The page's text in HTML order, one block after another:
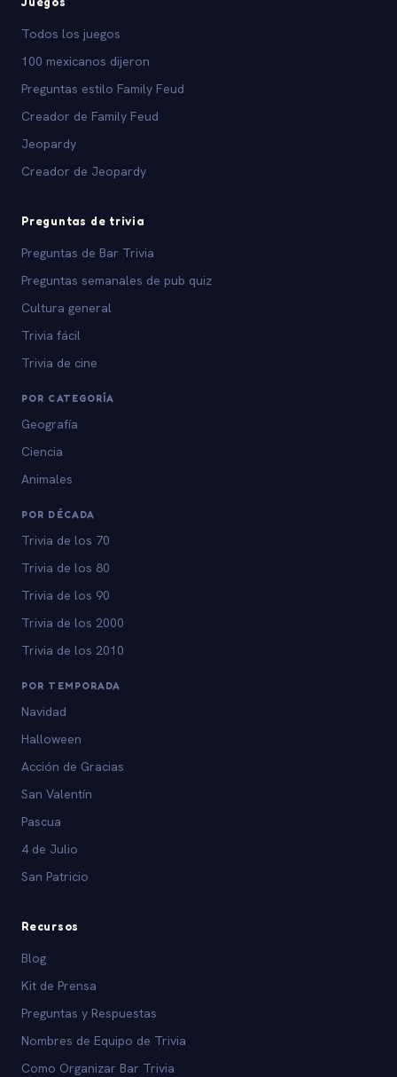
Todos los juegos
100 mexicanos dijeron
Preguntas estilo Family Feud
Creador de Family Feud
Jeopardy
Creador de Jeopardy
Preguntas de trivia
Preguntas de Bar Trivia
Preguntas semanales de pub quiz
Cultura general
Trivia fácil
Trivia de cine
POR CATEGORÍA
Geografía
Ciencia
Animales
POR DÉCADA
Trivia de los 70
Trivia de los 80
Trivia de los 90
Trivia de los 2000
Trivia de los 2010
POR TEMPORADA
Navidad
Halloween
Acción de Gracias
San Valentín
Pascua
4 de Julio
San Patricio
Recursos
Blog
Kit de Prensa
Preguntas y Respuestas
Nombres de Equipo de Trivia
Como Organizar Bar Trivia